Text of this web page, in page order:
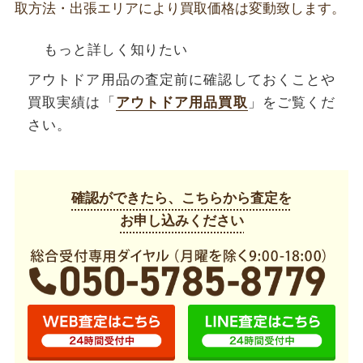
取方法・出張エリアにより買取価格は変動致します。
もっと詳しく知りたい
アウトドア用品の査定前に確認しておくことや
買取実績は「 アウトドア用品買取 」をご覧くだ
さい。
確認ができたら、こちらから査定を
お申し込みください